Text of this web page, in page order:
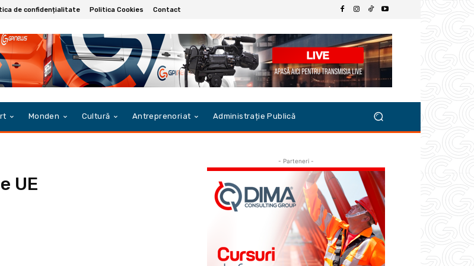
de confidențialitate Politica Cookies Contact
Monden Cultură Antreprenoriat Administrație Publică
UE
- Parteneri -